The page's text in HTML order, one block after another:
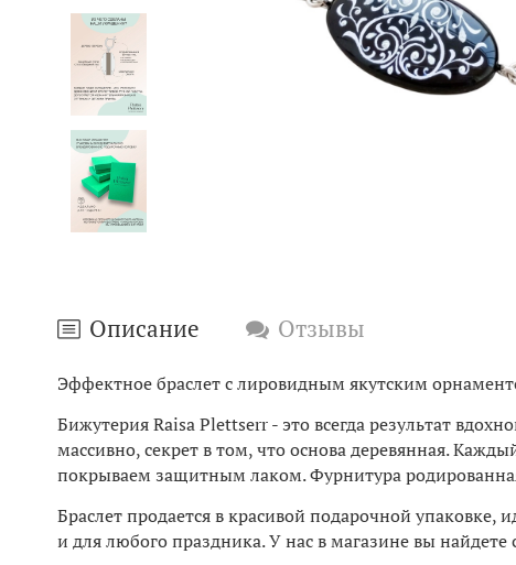
Описание Отзывы
Эффектное браслет с лировидным якутским
Бижутерия Raisa Plettserr - это всегда результат
массивно, секрет в том, что основа деревянная.
покрываем защитным лаком. Фурнитура
Браслет продается в красивой подарочной
и для любого праздника. У нас в магазине вы